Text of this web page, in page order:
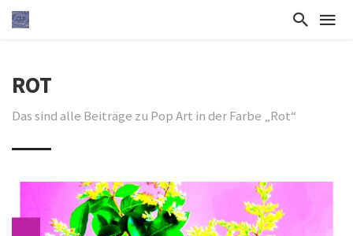
ROT
Das sind alle Beiträge zu Pop Art in der Farbe „Rot“